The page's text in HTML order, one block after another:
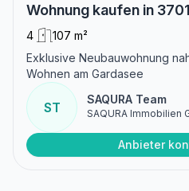
Wohnung kaufen in
4
107 m²
Exklusive Neubauwohnung
Wohnen am Gardasee
ST
SAQURA Team
SAQURA Immobilien
Anbieter